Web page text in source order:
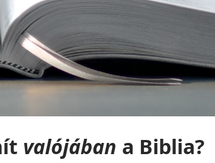
valójában a Biblia?